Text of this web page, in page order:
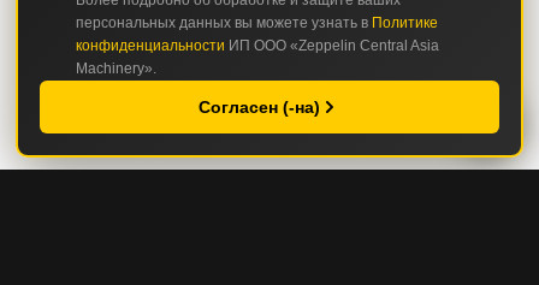
персональных данных вы можете узнать в Политике
конфиденциальности ИП ООО «Zeppelin Central Asia
Machinery».
Согласен (-на)